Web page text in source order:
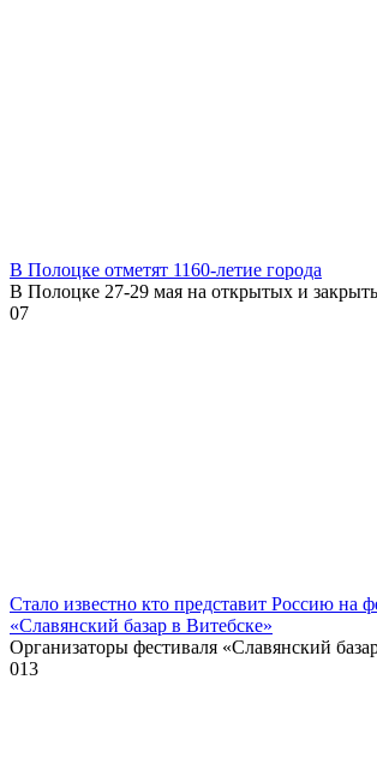
В Полоцке отметят 1160-летие города
В Полоцке 27-29 мая на открытых и
07
Стало известно кто представит Россию на
«Славянский базар в Витебске»
Организаторы фестиваля «Славянский
013